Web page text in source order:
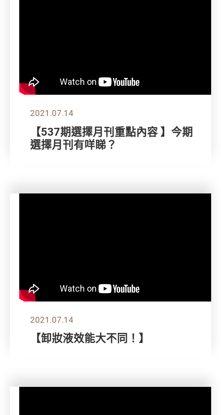
2021.07.14
【537期選擇月刊重點內容 】今期
選擇月刊有咩睇？
2021.07.14
【卸妝液效能大不同！】